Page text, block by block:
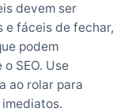
devem ser
e fáceis de fechar,
podem
SEO. Use
ao rolar para